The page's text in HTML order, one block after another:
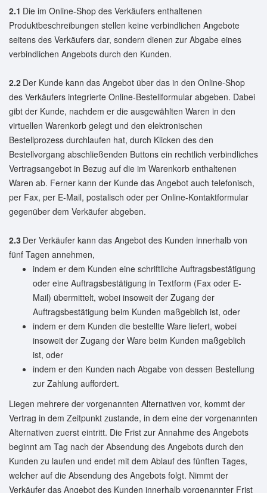
2.1 Die im Online-Shop des Verkäufers enthaltenen
Produktbeschreibungen stellen keine verbindlichen Angebote
seitens des Verkäufers dar, sondern dienen zur Abgabe eines
verbindlichen Angebots durch den Kunden.
2.2 Der Kunde kann das Angebot über das in den Online-Shop
des Verkäufers integrierte Online-Bestellformular abgeben. Dabei
gibt der Kunde, nachdem er die ausgewählten Waren in den
virtuellen Warenkorb gelegt und den elektronischen
Bestellprozess durchlaufen hat, durch Klicken des den
Bestellvorgang abschließenden Buttons ein rechtlich verbindliches
Vertragsangebot in Bezug auf die im Warenkorb enthaltenen
Waren ab. Ferner kann der Kunde das Angebot auch telefonisch,
per Fax, per E-Mail, postalisch oder per Online-Kontaktformular
gegenüber dem Verkäufer abgeben.
2.3 Der Verkäufer kann das Angebot des Kunden innerhalb von
fünf Tagen annehmen,
indem er dem Kunden eine schriftliche Auftragsbestätigung
oder eine Auftragsbestätigung in Textform (Fax oder E-
Mail) übermittelt, wobei insoweit der Zugang der
Auftragsbestätigung beim Kunden maßgeblich ist, oder
indem er dem Kunden die bestellte Ware liefert, wobei
insoweit der Zugang der Ware beim Kunden maßgeblich
ist, oder
indem er den Kunden nach Abgabe von dessen Bestellung
zur Zahlung auffordert.
Liegen mehrere der vorgenannten Alternativen vor, kommt der
Vertrag in dem Zeitpunkt zustande, in dem eine der vorgenannten
Alternativen zuerst eintritt. Die Frist zur Annahme des Angebots
beginnt am Tag nach der Absendung des Angebots durch den
Kunden zu laufen und endet mit dem Ablauf des fünften Tages,
welcher auf die Absendung des Angebots folgt. Nimmt der
Verkäufer das Angebot des Kunden innerhalb vorgenannter Frist